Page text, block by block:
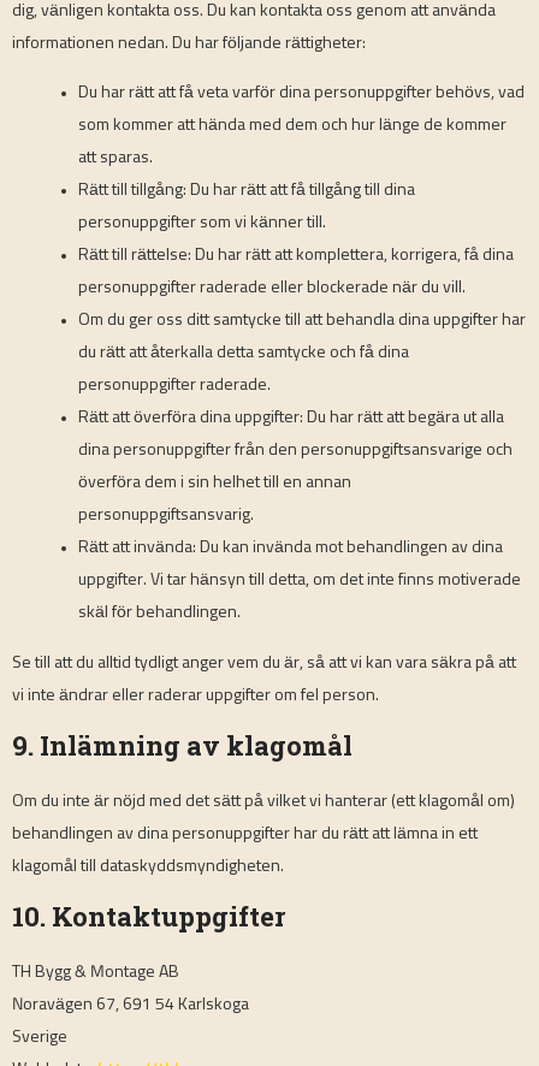
dig, vänligen kontakta oss. Du kan kontakta oss genom att använda
informationen nedan. Du har följande rättigheter:
Du har rätt att få veta varför dina personuppgifter behövs, vad
som kommer att hända med dem och hur länge de kommer
att sparas.
Rätt till tillgång: Du har rätt att få tillgång till dina
personuppgifter som vi känner till.
Rätt till rättelse: Du har rätt att komplettera, korrigera, få dina
personuppgifter raderade eller blockerade när du vill.
Om du ger oss ditt samtycke till att behandla dina uppgifter har
du rätt att återkalla detta samtycke och få dina
personuppgifter raderade.
Rätt att överföra dina uppgifter: Du har rätt att begära ut alla
dina personuppgifter från den personuppgiftsansvarige och
överföra dem i sin helhet till en annan
personuppgiftsansvarig.
Rätt att invända: Du kan invända mot behandlingen av dina
uppgifter. Vi tar hänsyn till detta, om det inte finns motiverade
skäl för behandlingen.
Se till att du alltid tydligt anger vem du är, så att vi kan vara säkra på att
vi inte ändrar eller raderar uppgifter om fel person.
9. Inlämning av klagomål
Om du inte är nöjd med det sätt på vilket vi hanterar (ett klagomål om)
behandlingen av dina personuppgifter har du rätt att lämna in ett
klagomål till dataskyddsmyndigheten.
10. Kontaktuppgifter
TH Bygg & Montage AB
Noravägen 67, 691 54 Karlskoga
Sverige